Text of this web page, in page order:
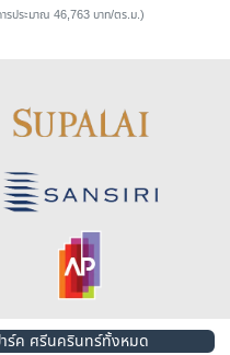
รประมาณ 46,763 บาท/ตร.ม.)
าร์ค ศรีนครินทร์ทั้งหมด